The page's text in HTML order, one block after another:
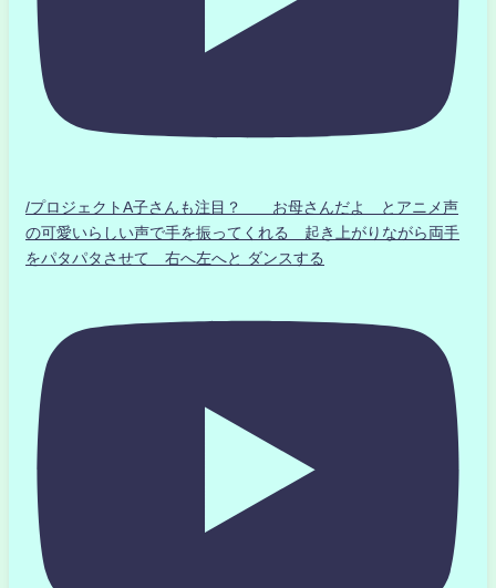
/プロジェクトA子さんも注目？ お母さんだよ とアニメ声
の可愛いらしい声で手を振ってくれる 起き上がりながら両手
をパタパタさせて 右へ左へと ダンスする